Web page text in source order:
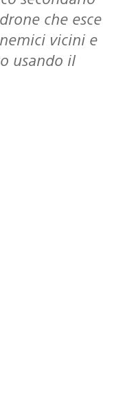
che esce
vicini e
usando il